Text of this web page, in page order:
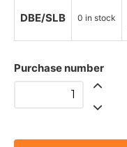
DBE/SLB
0 in stock
Purchase number